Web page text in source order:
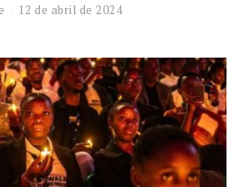
12 de abril de 2024